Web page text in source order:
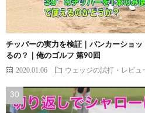
チッパーの実力を検証｜バンカーショ
るの？｜俺のゴルフ 第90回
2020.01.06 ウェッジの試打・レビュ